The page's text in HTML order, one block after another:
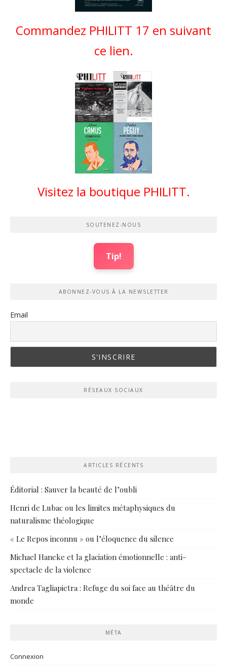
Commandez PHILITT 17 en suivant
ce lien.
Visitez la boutique PHILITT.
SOUTENEZ-NOUS
Tip!
ABONNEZ-VOUS À LA NEWSLETTER
Email
RÉSEAUX SOCIAUX
ARTICLES RÉCENTS
Éditorial : Sauver la beauté de l’oubli
Henri de Lubac ou les limites métaphysiques du
naturalisme théologique
« Le Repos inconnu » ou l’éloquence du silence
Michael Haneke et la glaciation émotionnelle : anti-
spectacle de la violence
Andrea Tagliapietra : Refuge du soi face au théâtre du
monde
MÉTA
Connexion